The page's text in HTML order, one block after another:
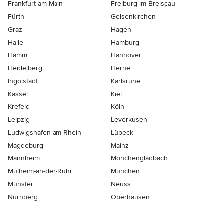
Frankfurt am Main
Freiburg-im-Breisgau
Fürth
Gelsenkirchen
Graz
Hagen
Halle
Hamburg
Hamm
Hannover
Heidelberg
Herne
Ingolstadt
Karlsruhe
Kassel
Kiel
Krefeld
Köln
Leipzig
Leverkusen
Ludwigshafen-am-Rhein
Lübeck
Magdeburg
Mainz
Mannheim
Mönchen­gladbach
Mülheim-an-der-Ruhr
München
Münster
Neuss
Nürnberg
Oberhausen